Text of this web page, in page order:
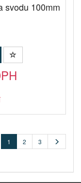
svodu 100mm
1 2 3